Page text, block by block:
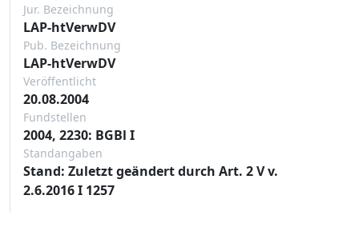
Jur. Bezeichnung
LAP-htVerwDV
Pub. Bezeichnung
LAP-htVerwDV
Veröffentlicht
20.08.2004
Fundstellen
2004, 2230: BGBl I
Standangaben
Stand: Zuletzt geändert durch Art. 2 V v.
2.6.2016 I 1257